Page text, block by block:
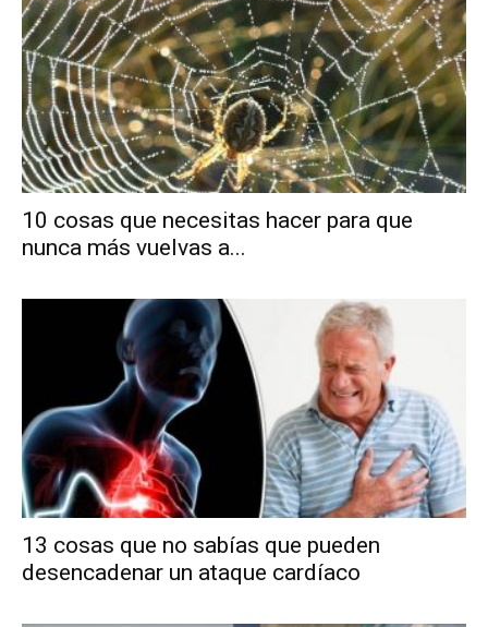
10 cosas que necesitas hacer para que
nunca más vuelvas a...
13 cosas que no sabías que pueden
desencadenar un ataque cardíaco